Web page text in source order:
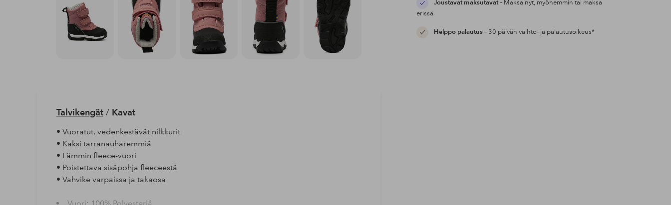
Joustavat maksutavat– Maksa nyt, myöhemmin tai maksa
erissä
Helppo palautus– 30 päivän vaihto- ja palautusoikeus*
Talvikengät/ Kavat
• Vuoratut, vedenkestävät nilkkurit
• Kaksi tarranauharemmiä
• Lämmin fleece-vuori
• Poistettava sisäpohja fleeceestä
• Vahvike varpaissa ja takaosa